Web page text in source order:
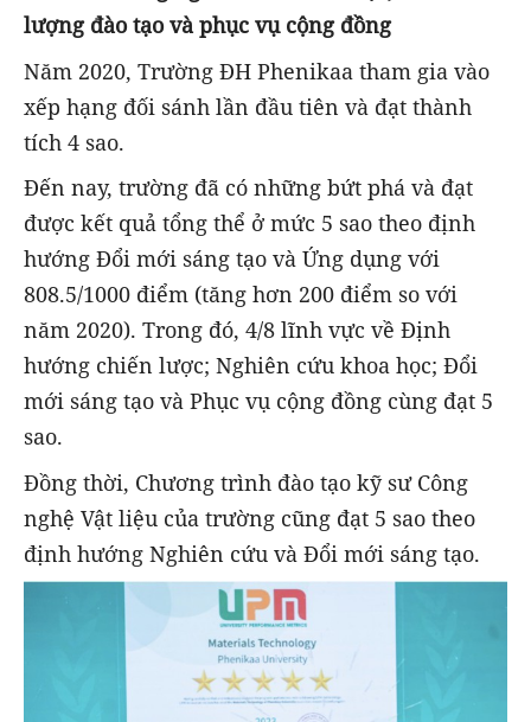
lượng đào tạo và phục vụ cộng đồng
Năm 2020, Trường ĐH Phenikaa tham gia vào
xếp hạng đối sánh lần đầu tiên và đạt thành
tích 4 sao.
Đến nay, trường đã có những bứt phá và đạt
được kết quả tổng thể ở mức 5 sao theo định
hướng Đổi mới sáng tạo và Ứng dụng với
808.5/1000 điểm (tăng hơn 200 điểm so với
năm 2020). Trong đó, 4/8 lĩnh vực về Định
hướng chiến lược; Nghiên cứu khoa học; Đổi
mới sáng tạo và Phục vụ cộng đồng cùng đạt 5
sao.
Đồng thời, Chương trình đào tạo kỹ sư Công
nghệ Vật liệu của trường cũng đạt 5 sao theo
định hướng Nghiên cứu và Đổi mới sáng tạo.